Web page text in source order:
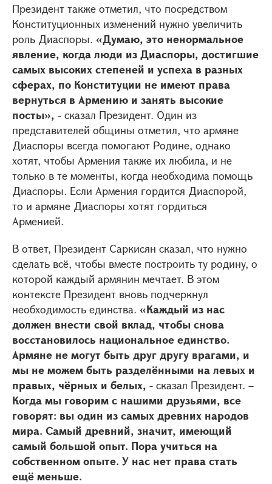
Президент также отметил, что посредством
Конституционных изменений нужно увеличить
роль Диаспоры. «Думаю, это ненормальное
явление, когда люди из Диаспоры, достигшие
самых высоких степеней и успеха в разных
сферах, по Конституции не имеют права
вернуться в Армению и занять высокие
посты», - сказал Президент. Один из
представителей общины отметил, что армяне
Диаспоры всегда помогают Родине, однако
хотят, чтобы Армения также их любила, и не
только в те моменты, когда необходима помощь
Диаспоры. Если Армения гордится Диаспорой,
то и армяне Диаспоры хотят гордиться
Арменией.
В ответ, Президент Саркисян сказал, что нужно
сделать всё, чтобы вместе построить ту родину, о
которой каждый армянин мечтает. В этом
контексте Президент вновь подчеркнул
необходимость единства. «Каждый из нас
должен внести свой вклад, чтобы снова
восстановилось национальное единство.
Армяне не могут быть друг другу врагами, и
мы не можем быть разделёнными на левых и
правых, чёрных и белых, - сказал Президент. –
Когда мы говорим с нашими друзьями, все
говорят: вы один из самых древних народов
мира. Самый древний, значит, имеющий
самый большой опыт. Пора учиться на
собственном опыте. У нас нет права стать
ещё меньше.